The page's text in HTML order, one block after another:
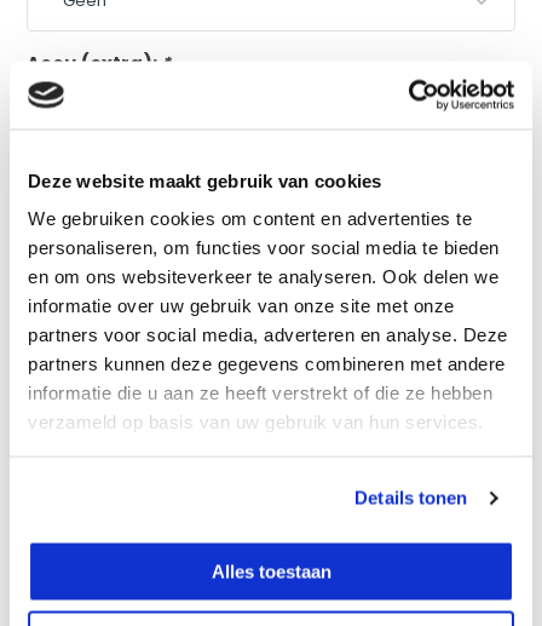
Deze website maakt gebruik van cookies
We gebruiken cookies om content en advertenties te
personaliseren, om functies voor social media te bieden
en om ons websiteverkeer te analyseren. Ook delen we
informatie over uw gebruik van onze site met onze
partners voor social media, adverteren en analyse. Deze
partners kunnen deze gegevens combineren met andere
informatie die u aan ze heeft verstrekt of die ze hebben
verzameld op basis van uw gebruik van hun services.
Details tonen
Alles toestaan
Accu (extra): *
Aluminium exterieur
Bluetooth bediening
Werkt niet op batterijen
Vergelijk
Specificaties